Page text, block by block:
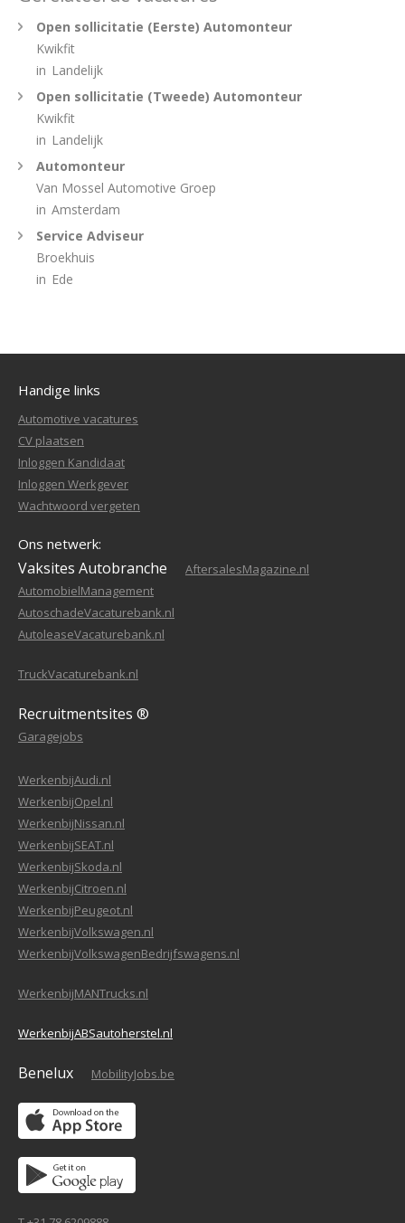
Open sollicitatie (Eerste) Automonteur
Kwikfit
in Landelijk
Open sollicitatie (Tweede) Automonteur
Kwikfit
in Landelijk
Automonteur
Van Mossel Automotive Groep
in Amsterdam
Service Adviseur
Broekhuis
in Ede
Handige links
Automotive vacatures
CV plaatsen
Inloggen Kandidaat
Inloggen Werkgever
Wachtwoord vergeten
Ons netwerk:
Vaksites Autobranche
AftersalesMagazine.nl
AutomobielManagement
AutoschadeVacaturebank.nl
AutoleaseVacaturebank.nl
TruckVacaturebank.nl
Recruitmentsites ®
Garagejobs
WerkenbijAudi.nl
WerkenbijOpel.nl
WerkenbijNissan.nl
WerkenbijSEAT.nl
WerkenbijSkoda.nl
WerkenbijCitroen.nl
WerkenbijPeugeot.nl
WerkenbijVolkswagen.nl
WerkenbijVolkswagenBedrijfswagens.nl
WerkenbijMANTrucks.nl
WerkenbijABSautoherstel.nl
Benelux MobilityJobs.be